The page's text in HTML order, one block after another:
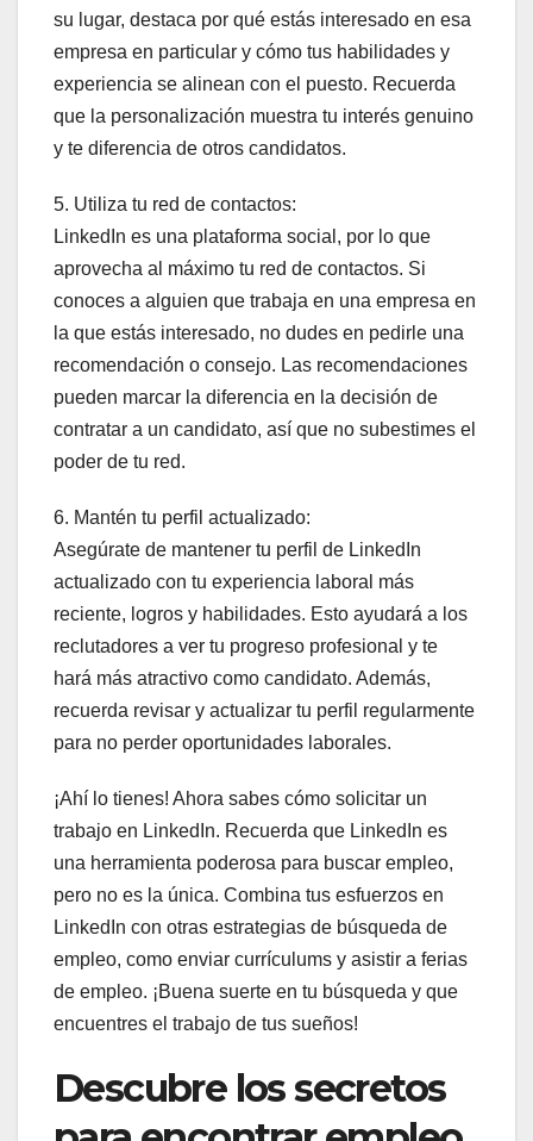
su lugar, destaca por qué estás interesado en esa
empresa en particular y cómo tus habilidades y
experiencia se alinean con el puesto. Recuerda
que la personalización muestra tu interés genuino
y te diferencia de otros candidatos.
5. Utiliza tu red de contactos:
LinkedIn es una plataforma social, por lo que
aprovecha al máximo tu red de contactos. Si
conoces a alguien que trabaja en una empresa en
la que estás interesado, no dudes en pedirle una
recomendación o consejo. Las recomendaciones
pueden marcar la diferencia en la decisión de
contratar a un candidato, así que no subestimes el
poder de tu red.
6. Mantén tu perfil actualizado:
Asegúrate de mantener tu perfil de LinkedIn
actualizado con tu experiencia laboral más
reciente, logros y habilidades. Esto ayudará a los
reclutadores a ver tu progreso profesional y te
hará más atractivo como candidato. Además,
recuerda revisar y actualizar tu perfil regularmente
para no perder oportunidades laborales.
¡Ahí lo tienes! Ahora sabes cómo solicitar un
trabajo en LinkedIn. Recuerda que LinkedIn es
una herramienta poderosa para buscar empleo,
pero no es la única. Combina tus esfuerzos en
LinkedIn con otras estrategias de búsqueda de
empleo, como enviar currículums y asistir a ferias
de empleo. ¡Buena suerte en tu búsqueda y que
encuentres el trabajo de tus sueños!
Descubre los secretos